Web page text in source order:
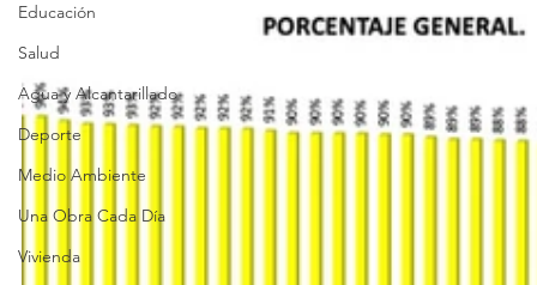
Educación
Salud
Agua y Alcantarillado
Deporte
Medio Ambiente
Una Obra Cada Día
Vivienda